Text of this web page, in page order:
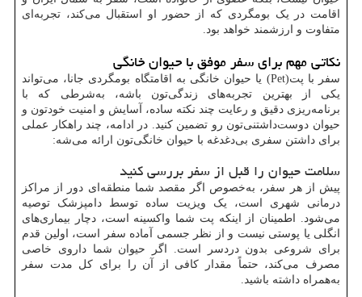
اقامت در یک بومگردی که از حضور او استقبال می‌کند، تجربه‌ای
متفاوت و ارزشمند خواهد بود.
نکاتی مهم برای سفر موفق با حیوان خانگی
سفر با پت(Pet) یا حیوان خانگی به اقامتگاه بومگردی جانا، می‌تواند
یکی از بهترین تجربه‌های زندگی‌تون باشه، به‌شرطی که با
برنامه‌ریزی دقیق و رعایت چند نکته ساده، آسایش و امنیت خودتون و
حیوان دوست‌داشتنی‌تون رو تضمین کنید. در ادامه، چند راهکار عملی
برای داشتن سفری بی‌دغدغه با حیوان خانگی‌تون ارائه می‌شه:
سلامت حیوان را قبل از سفر بررسی کنید
پیش از هر سفر، به‌خصوص اگر مقصد شما منطقه‌ای دور از مراکز
درمانی شهری است، یک ویزیت ساده توسط دامپزشک توصیه
می‌شود. اطمینان از اینکه پت شما واکسینه است، دچار بیماری‌های
انگلی یا پوستی نیست و از نظر جسمی آماده سفر است، اولین قدم
برای شروعی بدون دردسر است. اگر حیوان شما داروی خاصی
مصرف می‌کند، حتماً مقدار کافی از آن را برای کل مدت سفر
به‌همراه داشته باشید.